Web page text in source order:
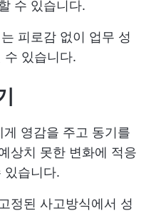
수 있습니다.
는 피로감 없이 업무 성
수 있습니다.
영감을 주고 동기를
상치 못한 변화에 적응
있습니다.
정된 사고방식에서 성